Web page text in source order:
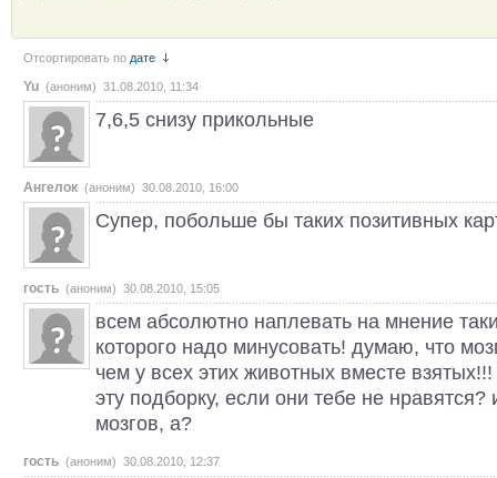
Отсортировать по дате
Yu (аноним) 31.08.2010, 11:34
7,6,5 снизу прикольные
Ангелок (аноним) 30.08.2010, 16:00
Супер, побольше бы таких позитивных
гость (аноним) 30.08.2010, 15:05
всем абсолютно наплевать на мнение
которого надо минусовать! думаю, что
чем у всех этих животных вместе
эту подборку, если они тебе не нравятся?
мозгов, а?
гость (аноним) 30.08.2010, 12:37